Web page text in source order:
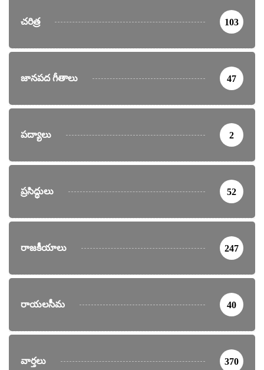
చరిత్ర 103
జానపద గీతాలు 47
పద్యాలు 2
ప్రసిద్ధులు 52
రాజకీయాలు 247
రాయలసీమ 40
వార్తలు 370